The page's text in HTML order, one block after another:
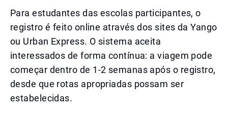
Para estudantes das escolas participantes, o
registro é feito online através dos sites da Yango
ou Urban Express. O sistema aceita
interessados de forma contínua: a viagem pode
começar dentro de 1-2 semanas após o registro,
desde que rotas apropriadas possam ser
estabelecidas.